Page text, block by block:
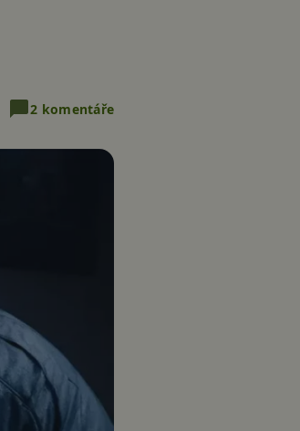
2 komentáře